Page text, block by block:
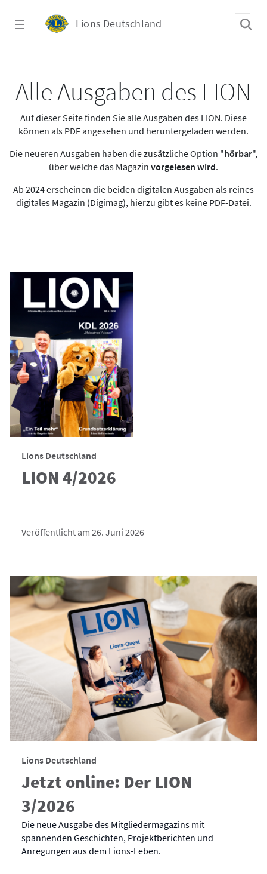
Lions Deutschland
Alle Ausgaben des LION
Auf dieser Seite finden Sie alle Ausgaben des LION. Diese
können als PDF angesehen und heruntergeladen werden.
Die neueren Ausgaben haben die zusätzliche Option "hörbar",
über welche das Magazin vorgelesen wird.
Ab 2024 erscheinen die beiden digitalen Ausgaben als reines
digitales Magazin (Digimag), hierzu gibt es keine PDF-Datei.
Lions Deutschland
LION 4/2026
Veröffentlicht am 26. Juni 2026
Lions Deutschland
Jetzt online: Der LION
3/2026
Die neue Ausgabe des Mitgliedermagazins mit
spannenden Geschichten, Projektberichten und
Anregungen aus dem Lions-Leben.